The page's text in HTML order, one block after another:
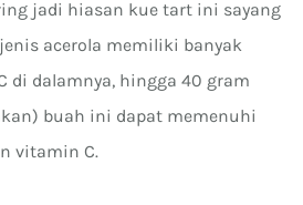
jadi hiasan kue tart ini sayang
acerola memiliki banyak
di dalamnya, hingga 40 gram
buah ini dapat memenuhi
vitamin C.